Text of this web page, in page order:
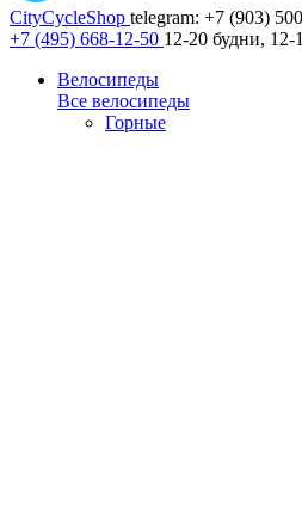
CityCycleShop telegram: +7 (903)
+7 (495) 668-12-50 12-20 будни,
Велосипеды
Все велосипеды
Горные